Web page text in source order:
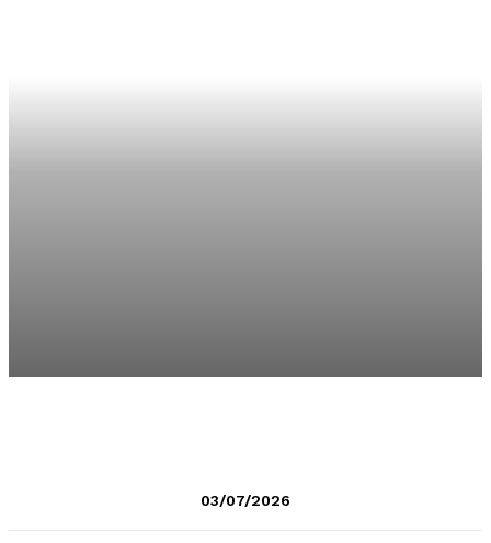
03/07/2026